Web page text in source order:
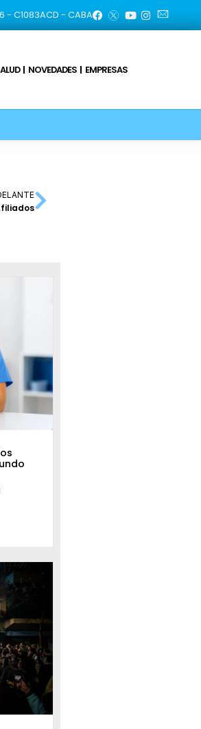
- C1083ACD - CABA
NOVEDADES EMPRESAS